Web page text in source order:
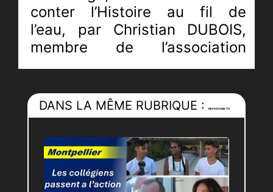
conter l’Histoire au fil de
l’eau, par Christian DUBOIS,
membre de l’association
« Pour le canal de Lunel ».
JRI :Claudia PITRONACI
DANS LA MÊME RUBRIQUE :REPORTAGE TV